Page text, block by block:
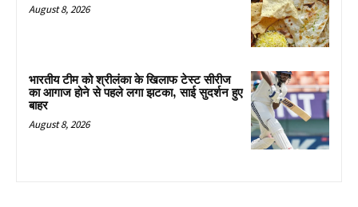
August 8, 2026
भारतीय टीम को श्रीलंका के खिलाफ टेस्ट सीरीज
का आगाज होने से पहले लगा झटका, साई सुदर्शन हुए
बाहर
August 8, 2026